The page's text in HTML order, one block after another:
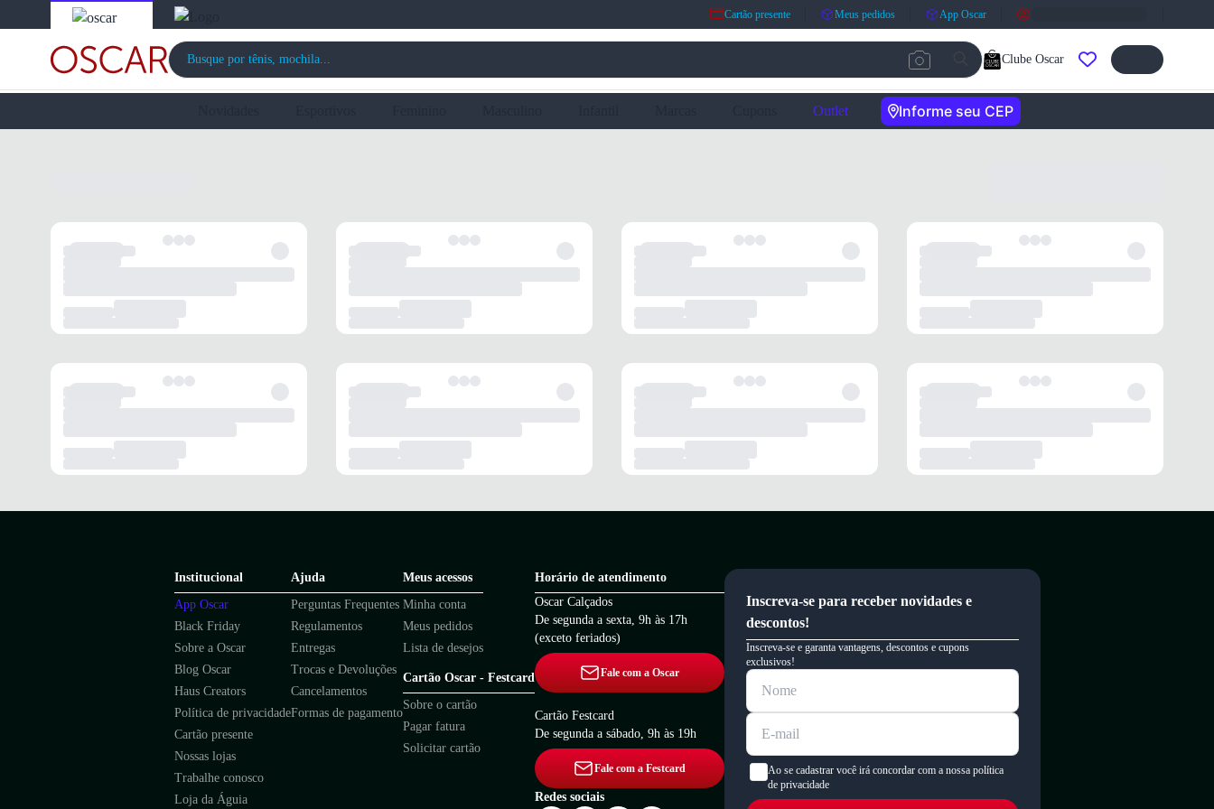
Cartão presente Meus pedidos App Oscar
Clube Oscar
Outlet Informe seu CEP
Institucional
App Oscar
Black Friday
Sobre a Oscar
Blog Oscar
Haus Creators
Política de privacidade
Cartão presente
Nossas lojas
Trabalhe conosco
Loja da Águia
Ajuda
Perguntas Frequentes
Regulamentos
Entregas
Trocas e Devoluções
Cancelamentos
Formas de pagamento
Meus acessos
Minha conta
Meus pedidos
Lista de desejos
Cartão Oscar - Festcard
Sobre o cartão
Pagar fatura
Solicitar cartão
Horário de atendimento
Oscar Calçados
De segunda a sexta, 9h às 17h
(exceto feriados)
Fale com a Oscar
Cartão Festcard
De segunda a sábado, 9h às 19h
Fale com a Festcard
Redes sociais
Inscreva-se para receber novidades e
descontos!
Inscreva-se e garanta vantagens, descontos e cupons
exclusivos!
Ao se cadastrar você irá concordar com a nossa política
de privacidade